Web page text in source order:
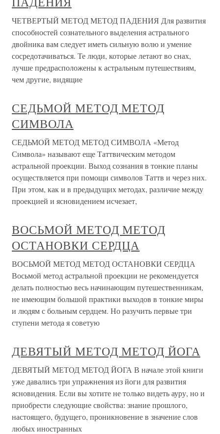
ЧЕТВЕРТЫЙ МЕТОД МЕТОД ПАДЕНИЯ Для развития
способностей сознательного выделения астрального
двойника вам следует иметь сильную волю и умение
сосредотачиваться. Те люди, которые летают во снах,
лучше предрасположены к астральным путешествиям,
чем другие, видящие
СЕДЬМОЙ МЕТОД МЕТОД
СИМВОЛА
СЕДЬМОЙ МЕТОД МЕТОД СИМВОЛА «Метод
Символа» называют еще Таттвическим методом
астральной проекции. Выход сознания в тонкие планы
осуществляется при помощи символов Таттв и через них.
При этом, как и в предыдущих методах, различие между
проекцией и ясновидением исчезает,
ВОСЬМОЙ МЕТОД МЕТОД
ОСТАНОВКИ СЕРДЦА
ВОСЬМОЙ МЕТОД МЕТОД ОСТАНОВКИ СЕРДЦА
Восьмой метод астральной проекции не рекомендуется
делать полностью весь начинающим путешественникам,
не имеющим большой практики выходов в тонкие миры
и людям с больным сердцем. Но разучить первые три
ступени метода я советую
ДЕВЯТЫЙ МЕТОД МЕТОД ЙОГА
ДЕВЯТЫЙ МЕТОД МЕТОД ЙОГА В начале этой книги
уже давались три упражнения из йоги для развития
ясновидения. Если вы хотите не только видеть ауру, но и
приобрести следующие свойства: знание прошлого,
настоящего, будущего, проникновение в значение слов
любых иностранных